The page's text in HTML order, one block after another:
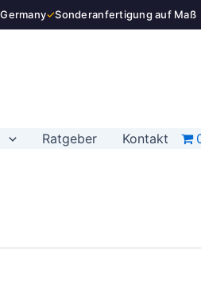
✓Sonderanfertigung auf Maß
Ratgeber Kontakt